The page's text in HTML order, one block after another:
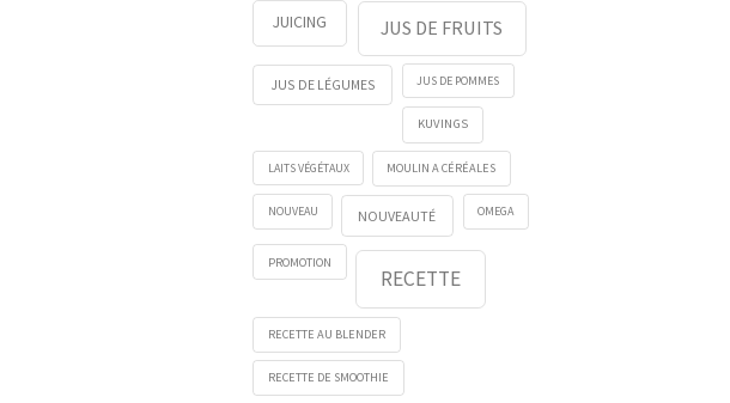
JUICING JUS DE FRUITS
JUS DE LÉGUMES JUS DE POMMES
KUVINGS
LAITS VÉGÉTAUX MOULIN A CÉRÉALES
NOUVEAU NOUVEAUTÉ OMEGA
PROMOTION
RECETTE
RECETTE AU BLENDER
RECETTE DE SMOOTHIE